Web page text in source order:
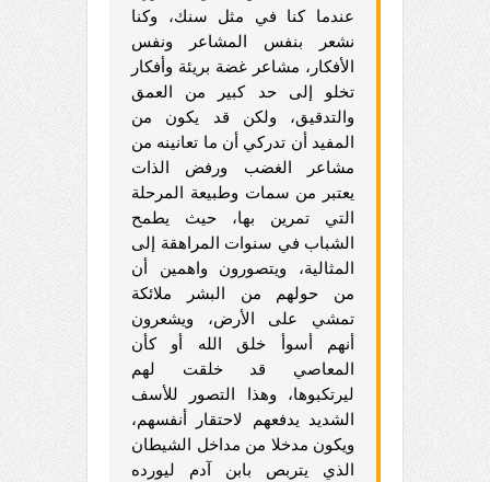
عندما كنا في مثل سنك، وكنا
نشعر بنفس المشاعر ونفس
الأفكار، مشاعر غضة بريئة وأفكار
تخلو إلى حد كبير من العمق
والتدقيق، ولكن قد يكون من
المفيد أن تدركي أن ما تعانينه من
مشاعر الغضب ورفض الذات
يعتبر من سمات وطبيعة المرحلة
التي تمرين بها، حيث يطمح
الشباب في سنوات المراهقة إلى
المثالية، ويتصورون واهمين أن
من حولهم من البشر ملائكة
تمشي على الأرض، ويشعرون
أنهم أسوأ خلق الله أو كأن
المعاصي قد خلقت لهم
ليرتكبوها، وهذا التصور للأسف
الشديد يدفعهم لاحتقار أنفسهم،
ويكون مدخلا من مداخل الشيطان
الذي يتربص بابن آدم ليورده